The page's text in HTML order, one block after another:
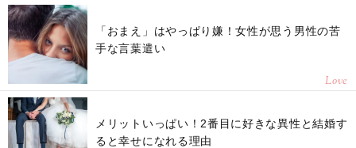
「おまえ」はやっぱり嫌！女性が思う男性の苦
手な言葉遣い
Love
メリットいっぱい！2番目に好きな異性と結婚す
ると幸せになれる理由